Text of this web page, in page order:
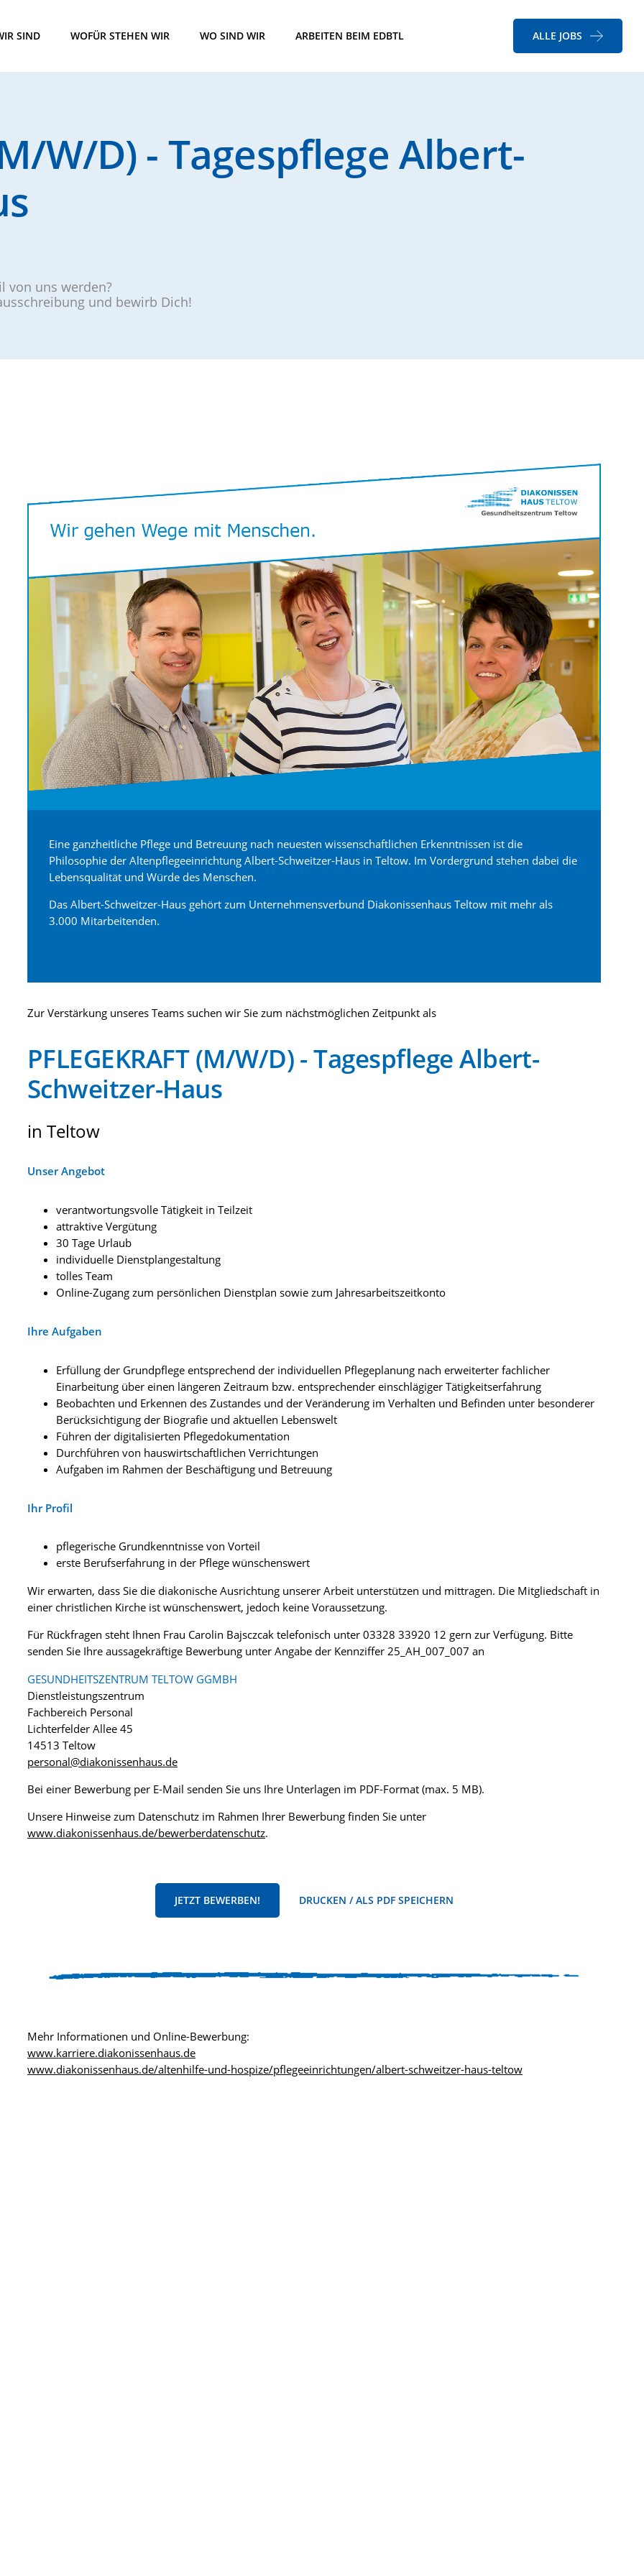
SIND WOFÜR STEHEN WIR WO SIND WIR ARBEITEN BEIM EDBTL ALLE JOBS
W/D) - Tagespflege Albert-
von uns werden?
und bewirb Dich!
Eine ganzheitliche Pflege und Betreuung nach neuesten wissenschaftlichen Erkenntnissen ist die
Philosophie der Altenpflegeeinrichtung Albert-Schweitzer-Haus in Teltow. Im Vordergrund stehen dabei die
Lebensqualität und Würde des Menschen.
Das Albert-Schweitzer-Haus gehört zum Unternehmensverbund Diakonissenhaus Teltow mit mehr als
3.000 Mitarbeitenden.
Zur Verstärkung unseres Teams suchen wir Sie zum nächstmöglichen Zeitpunkt als
PFLEGEKRAFT (M/W/D) - Tagespflege Albert-
Schweitzer-Haus
in Teltow
Unser Angebot
verantwortungsvolle Tätigkeit in Teilzeit
attraktive Vergütung
30 Tage Urlaub
individuelle Dienstplangestaltung
tolles Team
Online-Zugang zum persönlichen Dienstplan sowie zum Jahresarbeitszeitkonto
Ihre Aufgaben
Erfüllung der Grundpflege entsprechend der individuellen Pflegeplanung nach erweiterter fachlicher
Einarbeitung über einen längeren Zeitraum bzw. entsprechender einschlägiger Tätigkeitserfahrung
Beobachten und Erkennen des Zustandes und der Veränderung im Verhalten und Befinden unter besonderer
Berücksichtigung der Biografie und aktuellen Lebenswelt
Führen der digitalisierten Pflegedokumentation
Durchführen von hauswirtschaftlichen Verrichtungen
Aufgaben im Rahmen der Beschäftigung und Betreuung
Ihr Profil
pflegerische Grundkenntnisse von Vorteil
erste Berufserfahrung in der Pflege wünschenswert
Wir erwarten, dass Sie die diakonische Ausrichtung unserer Arbeit unterstützen und mittragen. Die Mitgliedschaft in
einer christlichen Kirche ist wünschenswert, jedoch keine Voraussetzung.
Für Rückfragen steht Ihnen Frau Carolin Bajsczcak telefonisch unter 03328 33920 12 gern zur Verfügung. Bitte
senden Sie Ihre aussagekräftige Bewerbung unter Angabe der Kennziffer 25_AH_007_007 an
GESUNDHEITSZENTRUM TELTOW GGMBH
Dienstleistungszentrum
Fachbereich Personal
Lichterfelder Allee 45
14513 Teltow
personal@diakonissenhaus.de
Bei einer Bewerbung per E-Mail senden Sie uns Ihre Unterlagen im PDF-Format (max. 5 MB).
Unsere Hinweise zum Datenschutz im Rahmen Ihrer Bewerbung finden Sie unter
www.diakonissenhaus.de/bewerberdatenschutz.
JETZT BEWERBEN! DRUCKEN / ALS PDF SPEICHERN
Mehr Informationen und Online-Bewerbung:
www.karriere.diakonissenhaus.de
www.diakonissenhaus.de/altenhilfe-und-hospize/pflegeeinrichtungen/albert-schweitzer-haus-teltow